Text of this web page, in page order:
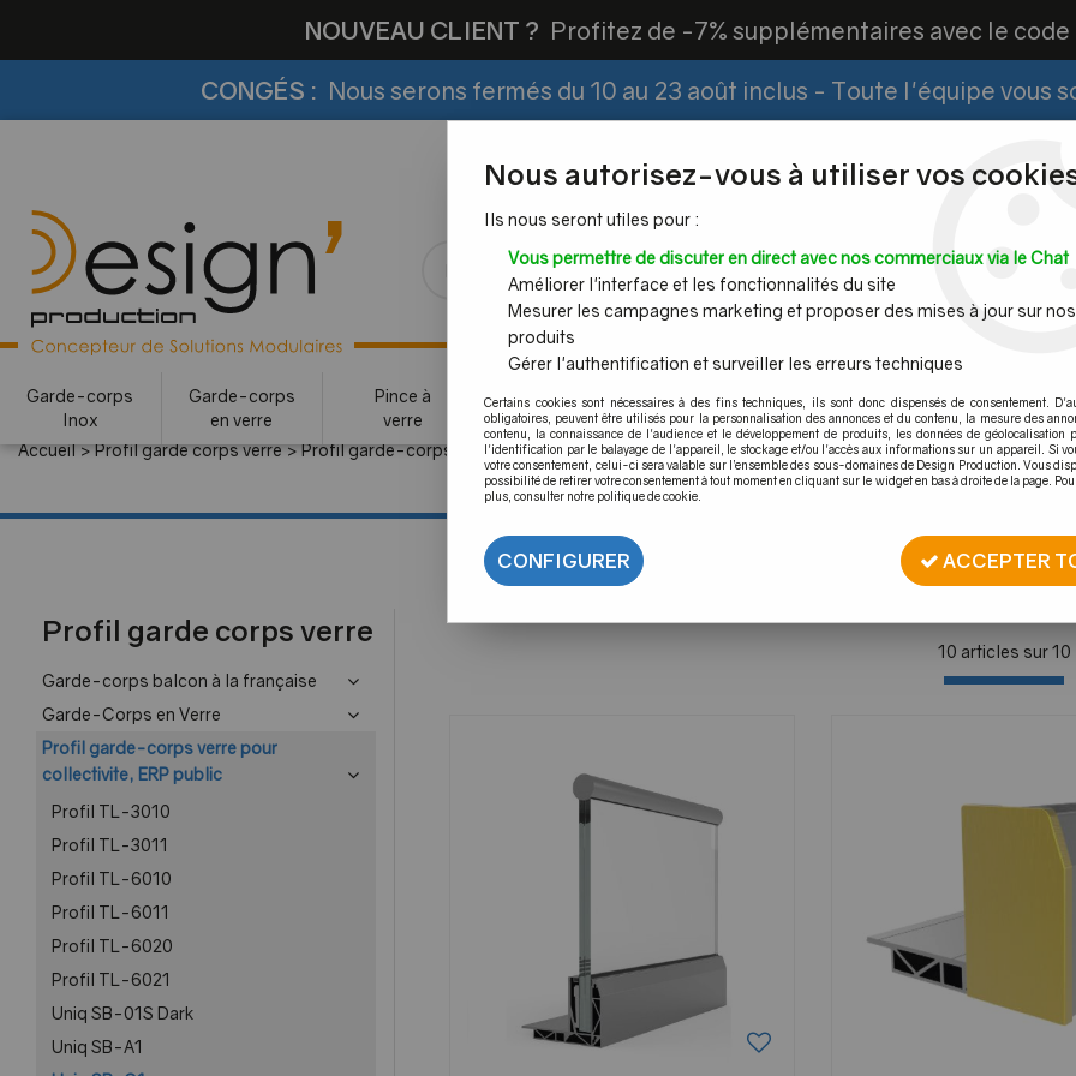
NOUVEAU CLIENT ? Profitez de -7% supplémentaires avec le
CONGÉS : Nous serons fermés du 10 au 23 août inclus - Toute l'équipe vous
Espace PRO
Garde-corps
Inox
Garde-corps
en verre
Pince à
verre
Mains
courantes
Tubes et
barres inox
Câble inox &
filet inox
pour
Accueil>Profil garde corps verre>Profil garde-corps verre pour collectivite, ERP public >Uniq SB-O1
Uniq SB-O1
Profil garde corps verre
Garde-corps balcon à la française
Garde-Corps en Verre
Profil garde-corps verre pour
collectivite, ERP public
Profil TL-3010
Profil TL-3011
Profil TL-6010
Profil TL-6011
Profil TL-6020
Profil TL-6021
Uniq SB-01S Dark
Uniq SB-A1
10 articles sur10
Nous autorisez-vous à utiliser vos
Ils nous seront utiles pour :
Vous permettre de discuter en direct avec nos commerciaux via le Chat
Améliorer l'interface et les fonctionnalités du site
Mesurer les campagnes marketing et proposer des mises à jour sur nos
produits
Gérer l'authentification et surveiller les erreurs techniques
Certains cookies sont nécessaires à des fins techniques, ils sont donc dispensés de consentement.
obligatoires, peuvent être utilisés pour la personnalisation des annonces et du contenu, la mesure des
contenu, la connaissance de l'audience et le développement de produits, les données de géolocalisation
l'identification par le balayage de l'appareil, le stockage et/ou l'accès aux informations sur un appareil. Si
votre consentement, celui-ci sera valable sur l’ensemble des sous-domaines de Design Production. Vous
possibilité de retirer votre consentement à tout moment en cliquant sur le widget en bas à droite de la page.
plus, consulter notre politique de cookie.
CONFIGURER ACCEPTER